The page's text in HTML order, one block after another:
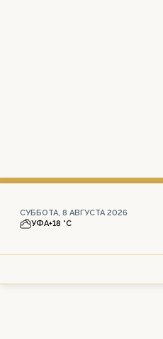
СУББОТА, 8 АВГУСТА 2026
УФА+18 °С